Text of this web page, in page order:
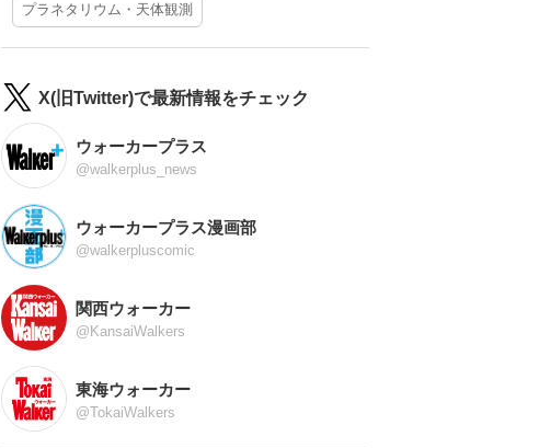
プラネタリウム・天体観測
X(旧Twitter)で最新情報をチェック
ウォーカープラス
@walkerplus_news
ウォーカープラス漫画部
@walkerpluscomic
関西ウォーカー
@KansaiWalkers
東海ウォーカー
@TokaiWalkers